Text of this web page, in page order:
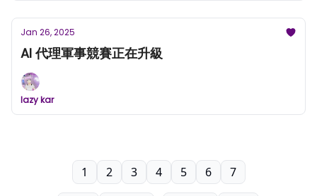
Jan 26, 2025
AI 代理軍事競賽正在升級
lazy kar
1 2 3 4 5 6 7